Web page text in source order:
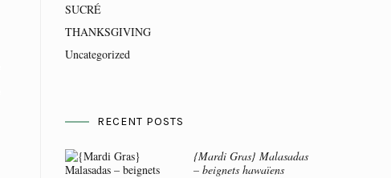
SUCRÉ
THANKSGIVING
Uncategorized
RECENT POSTS
{Mardi Gras} Malasadas
– beignets hawaïens